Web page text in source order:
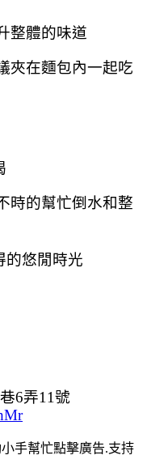
整體的味道
夾在麵包內一起吃
時的幫忙倒水和整
的悠閒時光
6弄11號
手幫忙點擊廣告.支持